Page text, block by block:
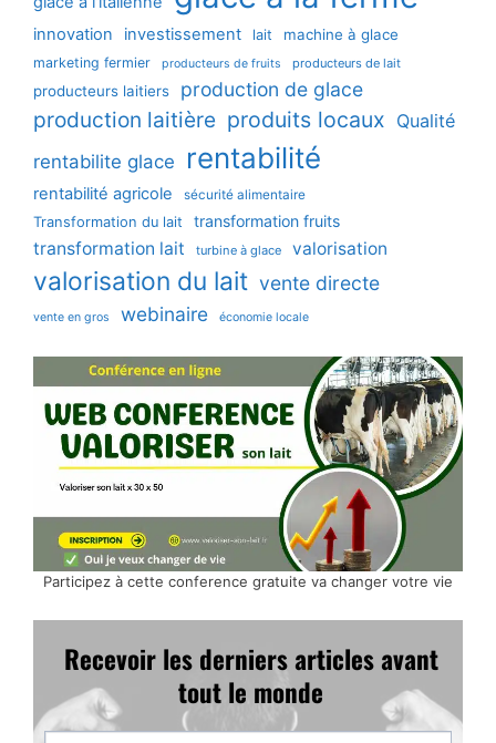
innovation investissement lait machine à glace
marketing fermier producteurs de fruits producteurs de lait
producteurs laitiers production de glace
production laitière produits locaux Qualité
rentabilite glace
rentabilité
rentabilité agricole sécurité alimentaire
Transformation du lait transformation fruits
transformation lait turbine à glace valorisation
valorisation du lait vente directe
vente en gros webinaire économie locale
Participez à cette conference gratuite va changer votre vie